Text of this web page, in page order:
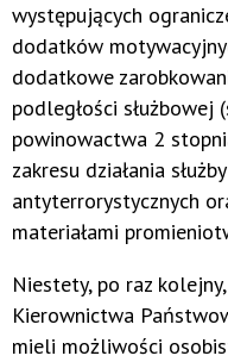
występujących
dodatków
dodatkowe
podległości służbowej
powinowactwa 2
zakresu działania
antyterrorystycznych
materiałami
Niestety, po raz
Kierownictwa
mieli możliwości